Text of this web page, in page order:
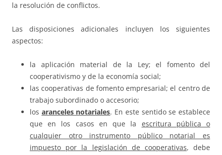
la resolución de conflictos.
Las disposiciones adicionales incluyen los siguientes
aspectos:
la aplicación material de la Ley; el fomento del
cooperativismo y de la economía social;
las cooperativas de fomento empresarial; el centro de
trabajo subordinado o accesorio;
los aranceles notariales. En este sentido se establece
que en los casos en que la escritura pública o
cualquier otro instrumento público notarial es
impuesto por la legislación de cooperativas, debe